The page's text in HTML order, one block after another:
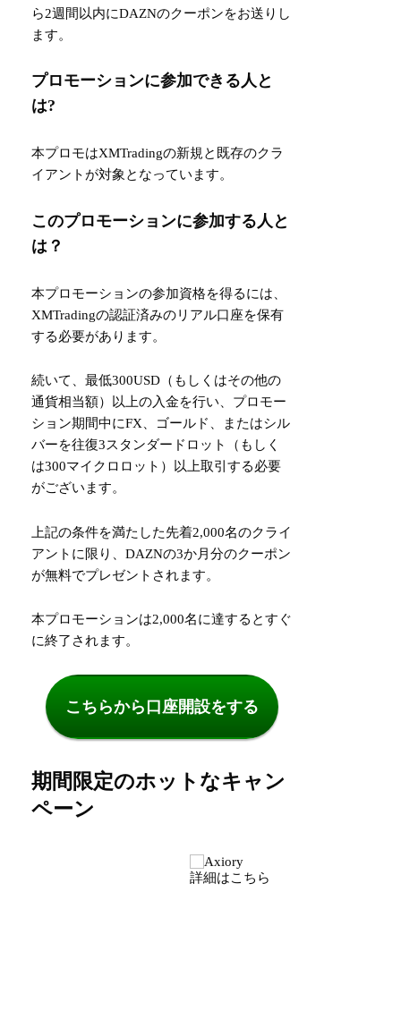
ら2週間以内にDAZNのクーポンをお送りし
ます。
プロモーションに参加できる人と
は?
本プロモはXMTradingの新規と既存のクラ
イアントが対象となっています。
このプロモーションに参加する人と
は？
本プロモーションの参加資格を得るには、
XMTradingの認証済みのリアル口座を保有
する必要があります。
続いて、最低300USD（もしくはその他の
通貨相当額）以上の入金を行い、プロモー
ション期間中にFX、ゴールド、またはシル
バーを往復3スタンダードロット（もしく
は300マイクロロット）以上取引する必要
がございます。
上記の条件を満たした先着2,000名のクライ
アントに限り、DAZNの3か月分のクーポン
が無料でプレゼントされます。
本プロモーションは2,000名に達するとすぐ
に終了されます。
こちらから口座開設をする
期間限定のホットなキャン
ペーン